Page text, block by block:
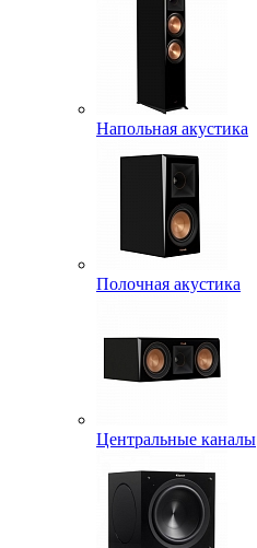
Напольная акустика
Полочная акустика
Центральные каналы